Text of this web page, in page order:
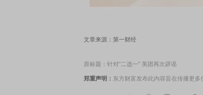
文章来源：第一财经
原标题：针对“二选一” 美团再次辟谣
郑重声明： 东方财富发布此内容旨在传播更多